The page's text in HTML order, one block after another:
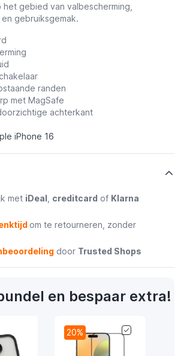
gebied van valbescherming,
gebruiksgemak.
randen
met MagSafe
achterkant
iPhone 16
met iDeal creditcard of Klarna
om te retourneren, zonder
door Trusted Shops
en bespaar extra!
20%